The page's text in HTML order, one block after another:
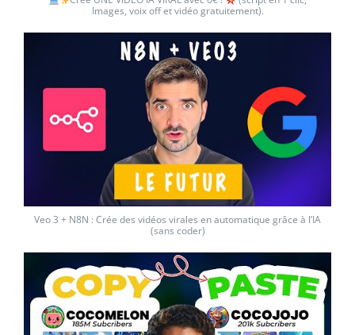
Images, voix off et vidéo gratuitement).
Veo 3 + N8N : Crée des vidéos virales en automatique grâce à l’IA
(sans coder)